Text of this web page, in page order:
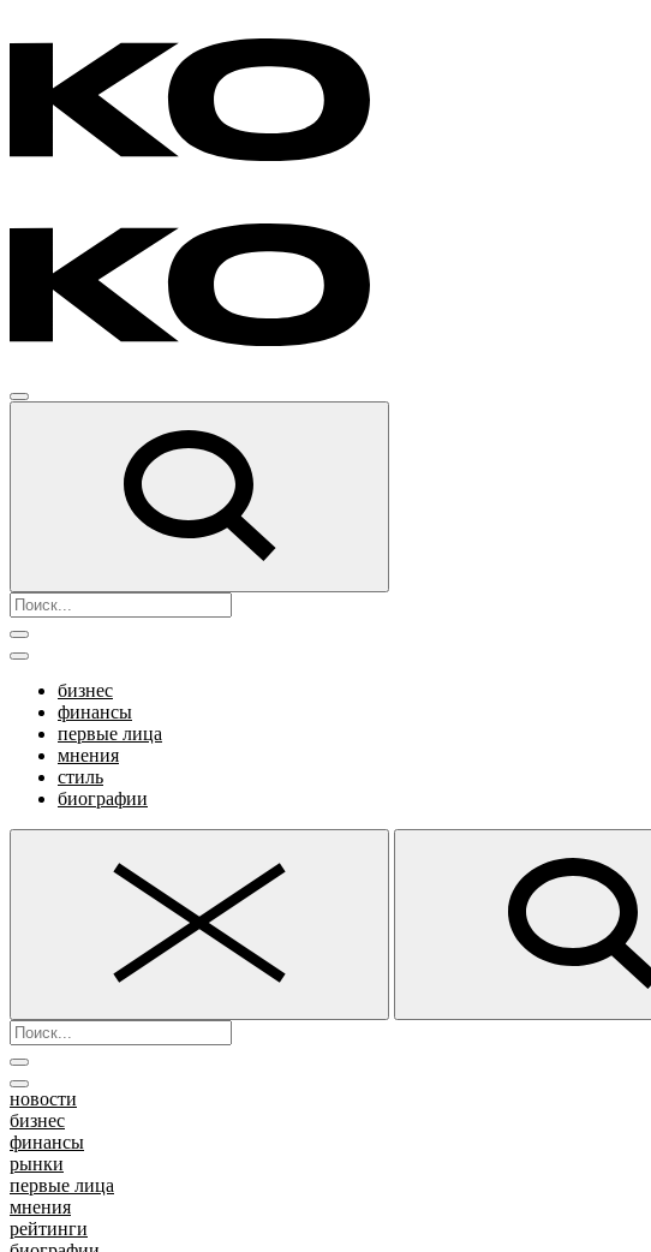
бизнес
финансы
первые лица
мнения
стиль
биографии
новости
бизнес
финансы
рынки
первые лица
мнения
рейтинги